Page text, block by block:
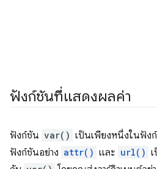
ฟังก์ชันที่แสดงผลค่า
ฟังก์ชัน var() เป็นเพียงหนึ่งในฟัง
ฟังก์ชันอย่าง attr() และ url()